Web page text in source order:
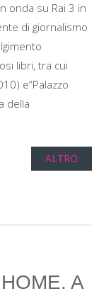
onda su Rai 3 in
di giornalismo
libri, tra cui
e“Palazzo
della
ALTRO
A